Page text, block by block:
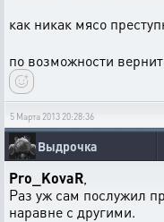
как никак мясо
по возможности
5 Марта 2013 20:28:36
Выдрочка
Pro_KovaR
Раз уж сам послужил
наравне с другими.